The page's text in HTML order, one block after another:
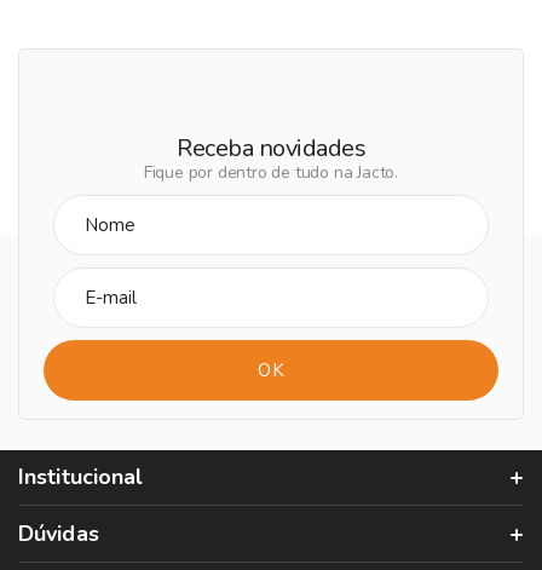
Receba novidades
Fique por dentro de tudo na Jacto.
Institucional
Dúvidas